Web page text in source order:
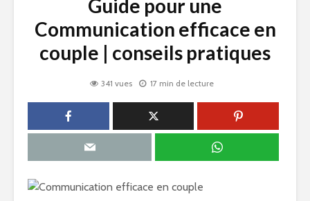
Guide pour une
Communication efficace en
couple | conseils pratiques
341 vues 17 min de lecture